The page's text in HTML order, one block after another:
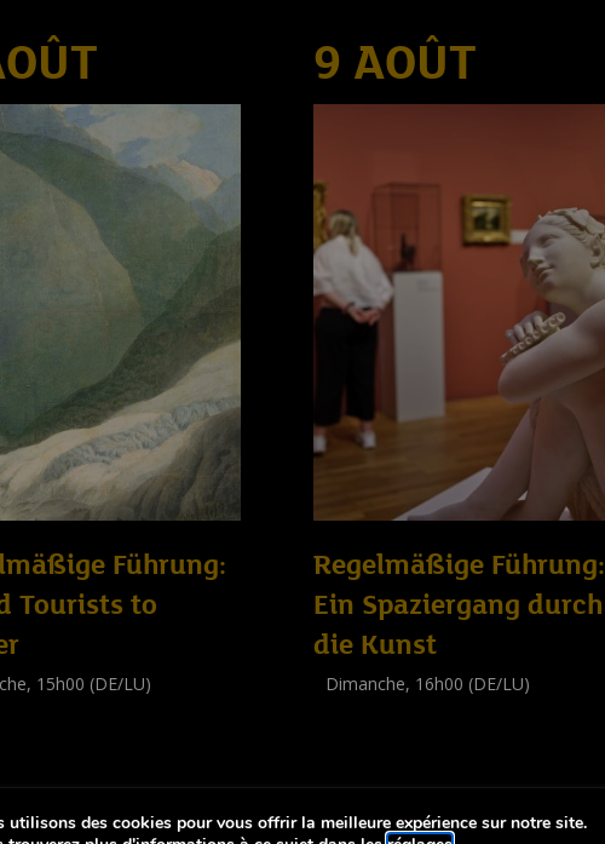
Führung:
Tourists to
15h00 (DE/LU)
9 AOÛT
Regelmäßige Führung:
Ein Spaziergang durch
die Kunst
Dimanche, 16h00 (DE/LU)
-Déclaration d’accessibilité
utilisons des cookies pour vous offrir la meilleure expérience sur notre site.